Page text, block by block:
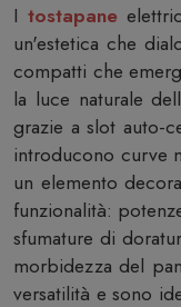
I tostapane
un'estetica che
compatti che
la luce naturale
grazie a slot auto-
introducono curve
un elemento
funzionalità:
sfumature di
morbidezza del
versatilità e sono